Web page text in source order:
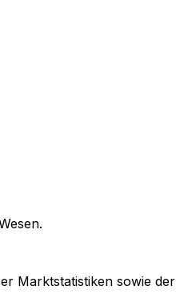
.
Marktstatistiken sowie der